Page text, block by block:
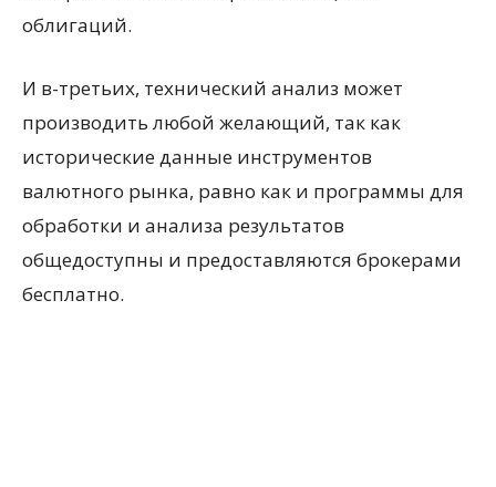
облигаций.
И в-третьих, технический анализ может
производить любой желающий, так как
исторические данные инструментов
валютного рынка, равно как и программы для
обработки и анализа результатов
общедоступны и предоставляются брокерами
бесплатно.